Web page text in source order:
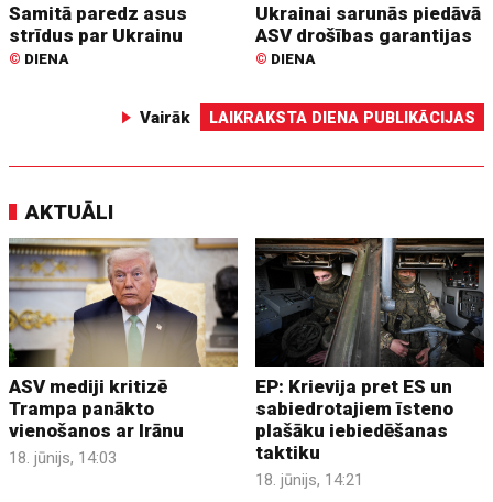
Samitā paredz asus
strīdus par Ukrainu
© DIENA
Ukrainai sarunās piedāvā
ASV drošības garantijas
© DIENA
Vairāk LAIKRAKSTA DIENA PUBLIKĀCIJAS
AKTUĀLI
ASV mediji kritizē
Trampa panākto
vienošanos ar Irānu
18. jūnijs, 14:03
EP: Krievija pret ES un
sabiedrotajiem īsteno
plašāku iebiedēšanas
taktiku
18. jūnijs, 14:21